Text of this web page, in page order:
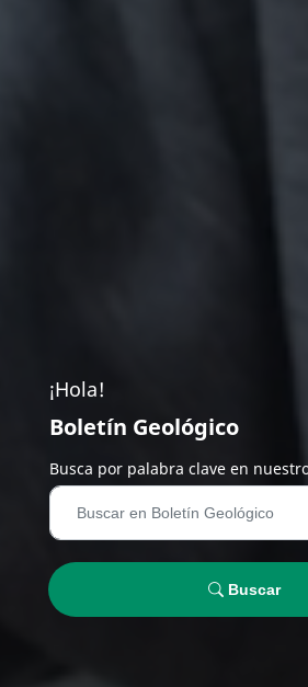
¡Hola!
Boletín Geológico
Busca por palabra clave en
Buscar